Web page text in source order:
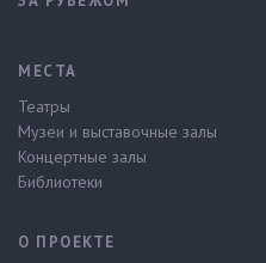
МЕСТА
Театры
Музеи и выставочные залы
Концертные залы
Библиотеки
О ПРОЕКТЕ